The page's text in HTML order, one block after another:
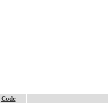
Code